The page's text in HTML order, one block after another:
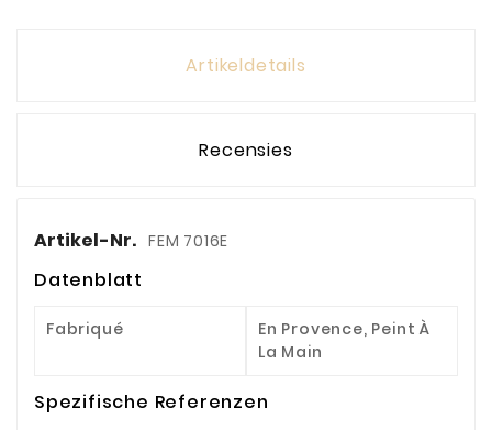
Artikeldetails
Recensies
Artikel-Nr. FEM 7016E
Datenblatt
Fabriqué
En Provence, Peint À
La Main
Spezifische Referenzen